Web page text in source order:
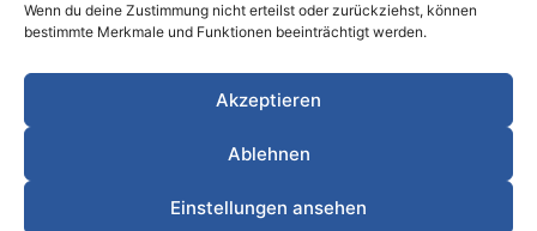
Wenn du deine Zustimmung nicht erteilst oder zurückziehst, können
bestimmte Merkmale und Funktionen beeinträchtigt werden.
Akzeptieren
Ablehnen
Einstellungen ansehen
Berichte & Analysen Business
Einkauf & Beschaffung
Gesundheit & Vorsorge
Meetings & Protokolle
Personal & HR
Planung & Strategie